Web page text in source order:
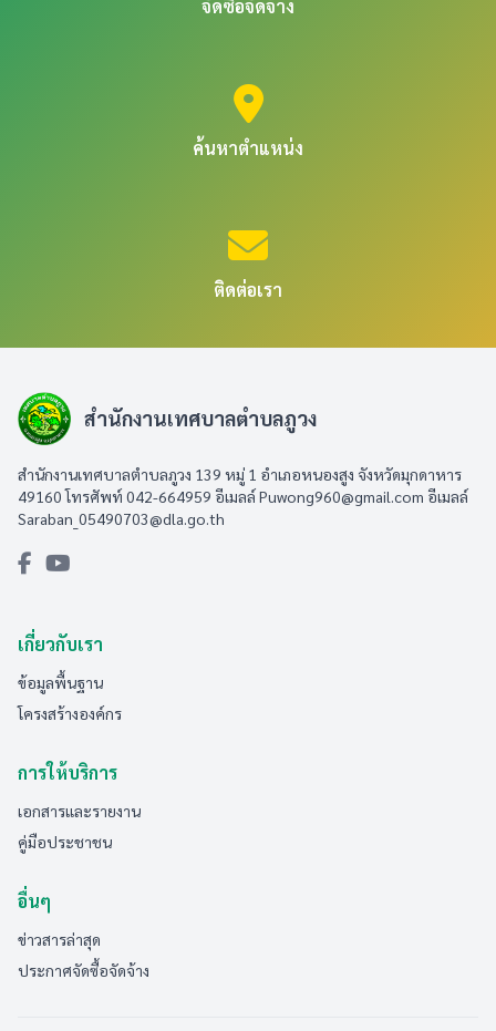
จัดซื้อจัดจ้าง
ค้นหาตำแหน่ง
ติดต่อเรา
สำนักงานเทศบาลตำบลภูวง
สำนักงานเทศบาลตำบลภูวง 139 หมู่ 1 อำเภอหนองสูง จังหวัดมุกดาหาร
49160 โทรศัพท์ 042-664959 อีเมลล์Puwong960@gmail.com อีเมลล์
Saraban_05490703@dla.go.th
เกี่ยวกับเรา
ข้อมูลพื้นฐาน
โครงสร้างองค์กร
การให้บริการ
เอกสารและรายงาน
คู่มือประชาชน
อื่นๆ
ข่าวสารล่าสุด
ประกาศจัดซื้อจัดจ้าง